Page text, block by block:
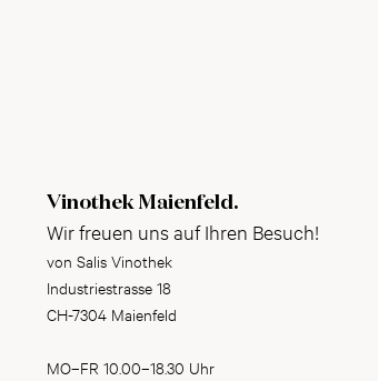
Vinothek Maienfeld.
Wir freuen uns auf Ihren Besuch!
von Salis Vinothek
Industriestrasse 18
CH-7304 Maienfeld
MO–FR 10.00–18.30 Uhr